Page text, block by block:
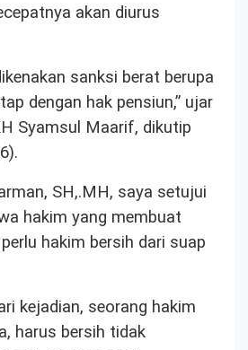
akan diurus
sanksi berat berupa
dengan hak pensiun,” ujar
Syamsul Maarif, dikutip
SH,.MH, saya setujui
hakim yang membuat
hakim bersih dari suap
kejadian, seorang hakim
harus bersih tidak